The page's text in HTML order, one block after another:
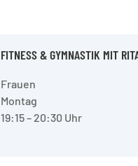
FITNESS & GYMNASTIK MIT
Frauen
Montag
19:15 – 20:30 Uhr